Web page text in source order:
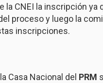
la CNEI la inscripción
proceso y luego la
inscripciones.
Casa Nacional del PRM